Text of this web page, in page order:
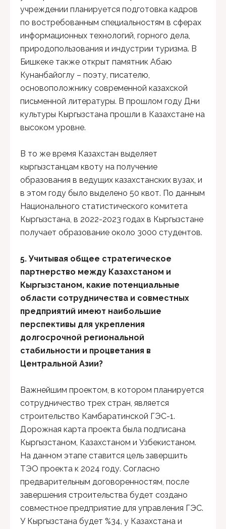
учреждении планируется подготовка кадров
по востребованным специальностям в сферах
информационных технологий, горного дела,
природопользования и индустрии туризма. В
Бишкеке также открыт памятник Абаю
Кунанбайоглу – поэту, писателю,
основоположнику современной казахской
письменной литературы. В прошлом году Дни
культуры Кыргызстана прошли в Казахстане на
высоком уровне.
В то же время Казахстан выделяет
кыргызстанцам квоту на получение
образования в ведущих казахстанских вузах, и
в этом году было выделено 50 квот. По данным
Национального статистического комитета
Кыргызстана, в 2022-2023 годах в Кыргызстане
получает образование около 3000 студентов.
5. Учитывая общее стратегическое
партнерство между Казахстаном и
Кыргызстаном, какие потенциальные
области сотрудничества и совместных
предприятий имеют наибольшие
перспективы для укрепления
долгосрочной региональной
стабильности и процветания в
Центральной Азии?
Важнейшим проектом, в котором планируется
сотрудничество трех стран, является
строительство Камбаратинской ГЭС-1.
Дорожная карта проекта была подписана
Кыргызстаном, Казахстаном и Узбекистаном.
На данном этапе ставится цель завершить
ТЭО проекта к 2024 году. Согласно
предварительным договоренностям, после
завершения строительства будет создано
совместное предприятие для управления ГЭС.
У Кыргызстана будет %34, у Казахстана и